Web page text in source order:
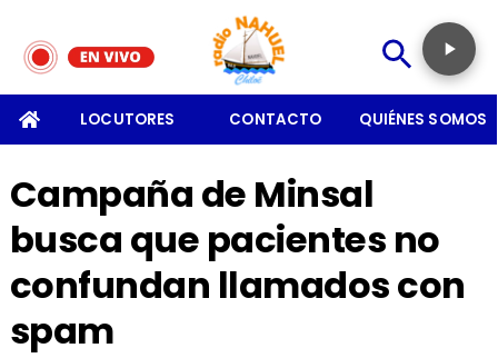
LOCUTORES CONTACTO QUIÉNES SOMOS
Campaña de Minsal
busca que pacientes no
confundan llamados con
spam